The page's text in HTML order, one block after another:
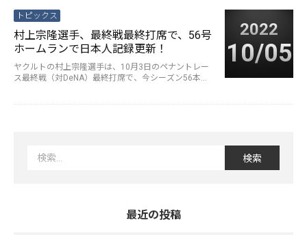
トピックス
村上宗隆選手、最終戦最終打席で、56号
ホームランで日本人記録更新！
ヤクルトの村上宗隆選手は、10月3日のペナントレー
ス最終戦（対DeNA）最終打席で、今シーズン56本目
2022
10/05
最近の投稿